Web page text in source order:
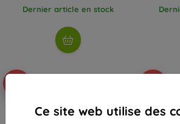
Ce site web utilise des
Dernier article en stock